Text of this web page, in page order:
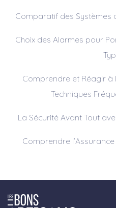
Comparatif des Systèmes
Choix des Alarmes pour
Comprendre et Réagir à
Techniques
La Sécurité Avant Tout
Comprendre